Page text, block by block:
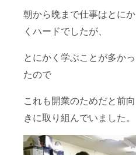
朝から晩まで仕事はとにか
くハードでしたが、
とにかく学ぶことが多かっ
たので
これも開業のためだと前向
きに取り組んでいました。